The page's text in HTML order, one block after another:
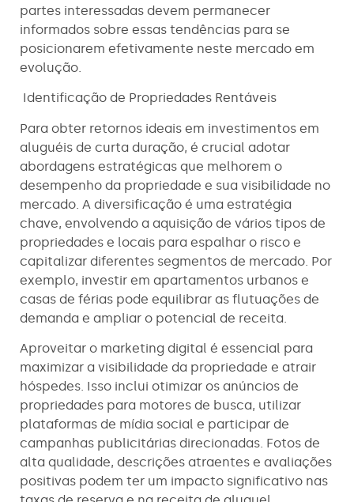
partes interessadas devem permanecer
informados sobre essas tendências para se
posicionarem efetivamente neste mercado em
evolução.
Identificação de Propriedades Rentáveis
Para obter retornos ideais em investimentos em
aluguéis de curta duração, é crucial adotar
abordagens estratégicas que melhorem o
desempenho da propriedade e sua visibilidade no
mercado. A diversificação é uma estratégia
chave, envolvendo a aquisição de vários tipos de
propriedades e locais para espalhar o risco e
capitalizar diferentes segmentos de mercado. Por
exemplo, investir em apartamentos urbanos e
casas de férias pode equilibrar as flutuações de
demanda e ampliar o potencial de receita.
Aproveitar o marketing digital é essencial para
maximizar a visibilidade da propriedade e atrair
hóspedes. Isso inclui otimizar os anúncios de
propriedades para motores de busca, utilizar
plataformas de mídia social e participar de
campanhas publicitárias direcionadas. Fotos de
alta qualidade, descrições atraentes e avaliações
positivas podem ter um impacto significativo nas